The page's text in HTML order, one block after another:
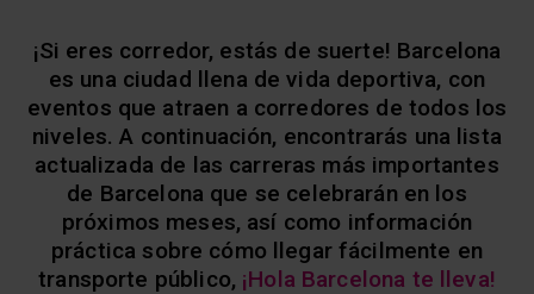
¡Si eres corredor, estás de suerte! Barcelona
es una ciudad llena de vida deportiva, con
eventos que atraen a corredores de todos los
niveles. A continuación, encontrarás una lista
actualizada de las carreras más importantes
de Barcelona que se celebrarán en los
próximos meses, así como información
práctica sobre cómo llegar fácilmente en
transporte público, ¡Hola Barcelona te lleva!